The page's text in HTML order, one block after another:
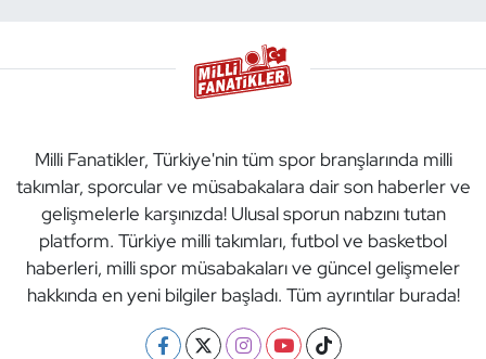
Milli Fanatikler, Türkiye'nin tüm spor branşlarında milli
takımlar, sporcular ve müsabakalara dair son haberler ve
gelişmelerle karşınızda! Ulusal sporun nabzını tutan
platform. Türkiye milli takımları, futbol ve basketbol
haberleri, milli spor müsabakaları ve güncel gelişmeler
hakkında en yeni bilgiler başladı. Tüm ayrıntılar burada!